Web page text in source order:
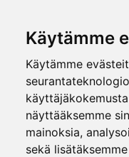
Käytämme
Käytämme
näyttääksemme
mainoksia,
sekä